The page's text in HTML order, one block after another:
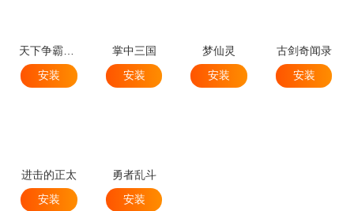
天下争霸三国志
安装
掌中三国
安装
梦仙灵
安装
古剑奇闻录
安装
进击的正太
安装
勇者乱斗
安装